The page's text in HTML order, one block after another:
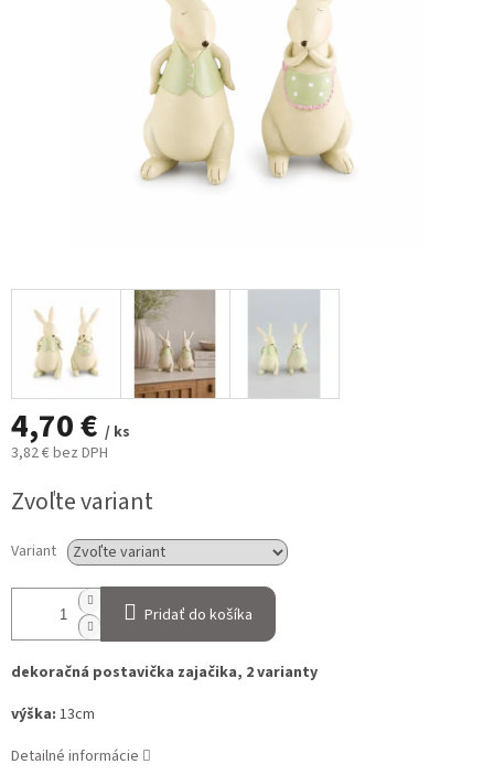
4,70 € / ks
3,82 € bez DPH
cena:
Zvoľte variant
Variant
Pridať do košíka
dekoračná postavička zajačika, 2 varianty
výška: 13cm
Detailné informácie